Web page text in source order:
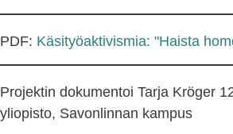
PDF: Käsityöaktivismia: "Haista
Projektin dokumentoi Tarja Kröger
yliopisto, Savonlinnan kampus